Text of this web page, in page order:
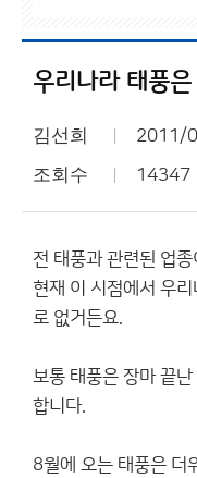
우리나라 태풍
김선희 2011/
조회수 14347
전 태풍과 관련된 업
현재 이 시점에서 우
로 없거든요.
보통 태풍은 장마 끝
합니다.
8월에 오는 태풍은 더